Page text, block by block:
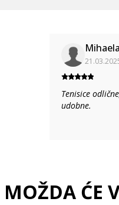
Mihaela
Tenisice
udobne.
MOŽDA ĆE